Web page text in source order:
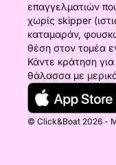
επαγγελματιών
χωρίς skipper
καταμαράν,
θέση στον τομέα
Κάντε κράτηση
θάλασσα με
© Click&Boat 2026 -